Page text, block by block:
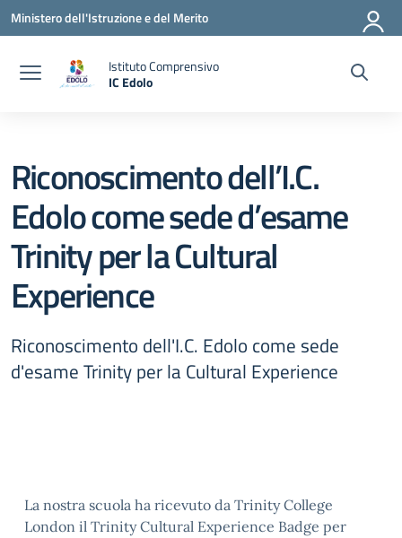
Vai ai contenuti
Vai al menu di navigazione
Vai al footer
Ministero dell'Istruzione e del Merito
Istituto Comprensivo
IC Edolo
Riconoscimento dell’I.C.
Edolo come sede d’esame
Trinity per la Cultural
Experience
Riconoscimento dell'I.C. Edolo come sede
d'esame Trinity per la Cultural Experience
La nostra scuola ha ricevuto da Trinity College
London il Trinity Cultural Experience Badge per